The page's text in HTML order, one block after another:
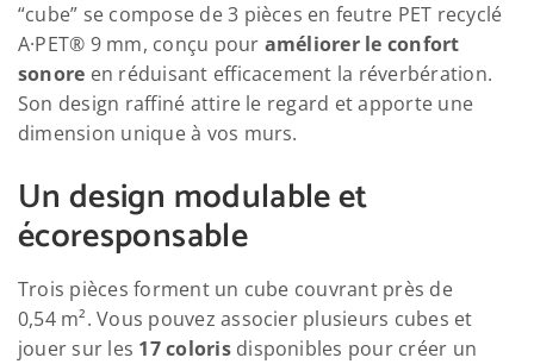
“cube” se compose de 3 pièces en feutre PET recyclé
A·PET® 9 mm, conçu pour améliorer le confort
sonore en réduisant efficacement la réverbération.
Son design raffiné attire le regard et apporte une
dimension unique à vos murs.
Un design modulable et
écoresponsable
Trois pièces forment un cube couvrant près de
0,54 m². Vous pouvez associer plusieurs cubes et
jouer sur les 17 colorisdisponibles pour créer un